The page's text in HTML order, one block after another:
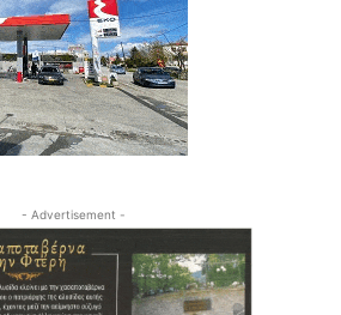
- Advertisement -